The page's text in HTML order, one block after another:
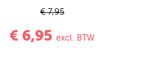
€ 7,95
€ 6,95excl. BTW